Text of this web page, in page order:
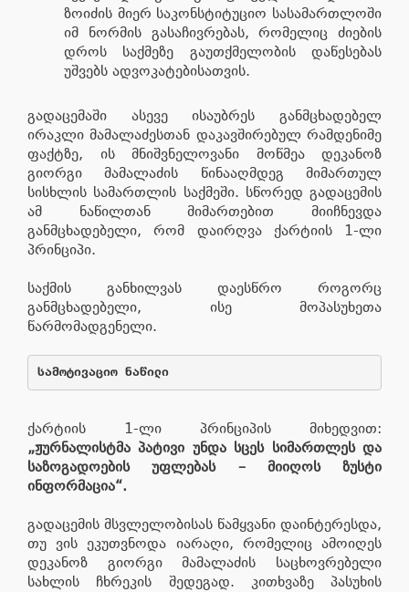
ზოიძის მიერ საკონსტიტუციო სასამართლოში
იმ ნორმის გასაჩივრებას, რომელიც ძიების
დროს საქმეზე გაუთქმელობის დაწესებას
უშვებს ადვოკატებისათვის.
გადაცემაში ასევე ისაუბრეს განმცხადებელ
ირაკლი მამალაძესთან დაკავშირებულ რამდენიმე
ფაქტზე, ის მნიშვნელოვანი მოწმეა დეკანოზ
გიორგი მამალაძის წინააღმდეგ მიმართულ
სისხლის სამართლის საქმეში. სწორედ გადაცემის
ამ ნაწილთან მიმართებით მიიჩნევდა
განმცხადებელი, რომ დაირღვა ქარტიის 1-ლი
პრინციპი.
საქმის განხილვას დაესწრო როგორც
განმცხადებელი, ისე მოპასუხეთა
წარმომადგენელი.
ქარტიის 1-ლი პრინციპის მიხედვით:
„ჟურნალისტმა პატივი უნდა სცეს სიმართლეს და
საზოგადოების უფლებას – მიიღოს ზუსტი
ინფორმაცია“.
გადაცემის მსვლელობისას წამყვანი დაინტერესდა,
თუ ვის ეკუთვნოდა იარაღი, რომელიც ამოიღეს
დეკანოზ გიორგი მამალაძის საცხოვრებელი
სახლის ჩხრეკის შედეგად. კითხვაზე პასუხის